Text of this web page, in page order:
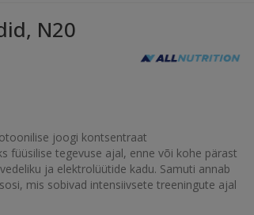
N20
joogi kontsentraat
füüsilise tegevuse ajal, enne või kohe pärast
ja elektrolüütide kadu. Samuti annab
mis sobivad intensiivsete treeningute ajal